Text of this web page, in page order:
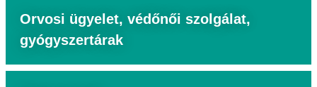
Orvosi ügyelet, védőnői szolgálat,
gyógyszertárak